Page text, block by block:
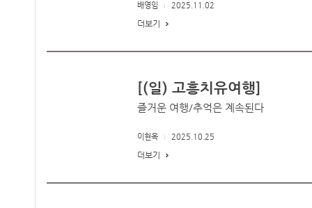
배영임 2025.11.02
더보기
[(일) 고흥치유여행]
즐거운 여행/추억은 계속된다
이현옥 2025.10.25
더보기